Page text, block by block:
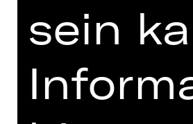
MIT
UNTERSTÜTZUNG
sein